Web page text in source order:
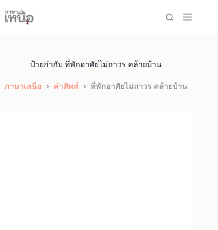
to
content
ป้ายกำกับ ที่พักอาศัยไม่ถาวร คล้ายบ้าน
ภาษาเหนือ คำศัพท์ ที่พักอาศัยไม่ถาวร คล้ายบ้าน